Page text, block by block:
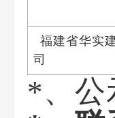
福建省华实
司
*、